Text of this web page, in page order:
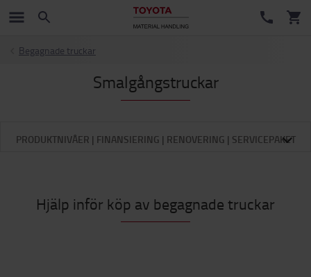
Begagnade truckar
Smalgångstruckar
PRODUKTNIVÅER | FINANSIERING | RENOVERING | SERVICEPAKET
Hjälp inför köp av begagnade truckar